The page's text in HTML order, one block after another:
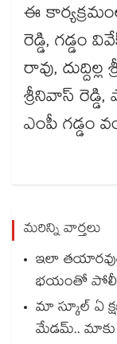
ఈ
రెడ్డి, గడ్డం
రావు,
శ్రీనివాస్ రెడ్డి,
ఎంపీ గడ్డం
మరిన్ని వార్తలు
ఇలా
భయంతో పోలీస్
మా స్కూల్ ఏ
మేడమ్.. మాకు